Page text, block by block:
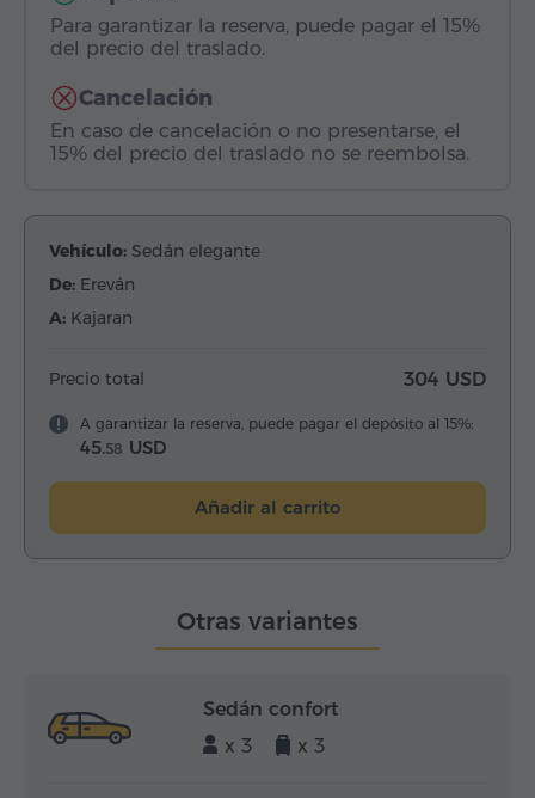
Para garantizar la reserva, puede pagar el 15%
del precio del traslado.
Cancelación
En caso de cancelación o no presentarse, el
15% del precio del traslado no se reembolsa.
Vehículo: Sedán elegante
De: Ereván
A: Kajaran
Precio total 304 USD
A garantizar la reserva, puede pagar el depósito al 15%:
45.58 USD
Añadir al carrito
Otras variantes
Sedán confort
x 3
x 3